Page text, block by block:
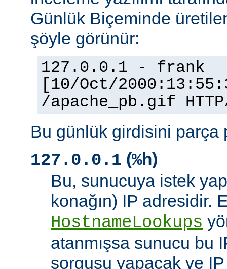
Günlük Biçeminde
şöyle görünür:
127.0.0.1 - frank
[10/Oct/
/apache_pb.gif
Bu günlük girdisini parça
127.0.0.1 (%h)
Bu, sunucuya istek
konağın) IP adresidir.
HostnameLookups
atanmışsa sunucu bu
sorgusu yapacak ve